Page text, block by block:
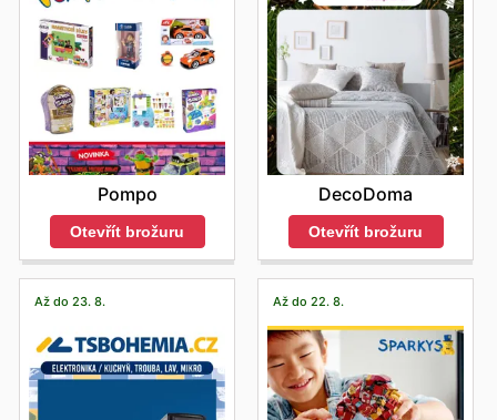
Pompo
Otevřít brožuru
DecoDoma
Otevřít brožuru
Až do 23. 8. Až do 22. 8.